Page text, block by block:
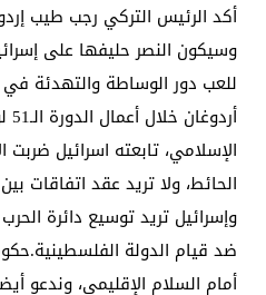
أكد الرئيس التركي رجب طيب
وسيكون النصر حليفها على
للعب دور الوساطة والتهدئة
الإسلامي، تابعته اسرائيل ضربت
الحائط، ولا تريد عقد اتفاقات
وإسرائيل تريد توسيع دائرة
ضد قيام الدولة
أمام السلام الإقليمي، وندعو